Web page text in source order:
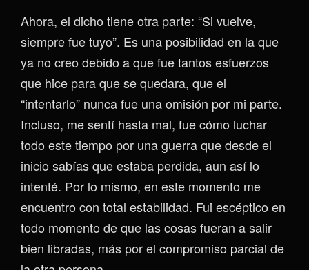
Ahora, el dicho tiene otra parte: “Si vuelve,
siempre fue tuyo”. Es una posibilidad en la que
ya no creo debido a que fue tantos esfuerzos
que hice para que se quedara, que el
“intentarlo” nunca fue una omisión por mi parte.
Incluso, me sentí hasta mal, fue cómo luchar
todo este tiempo por una guerra que desde el
inicio sabías que estaba perdida, aun así lo
intenté. Por lo mismo, en este momento me
encuentro con total estabilidad. Fui escéptico en
todo momento de que las cosas fueran a salir
bien libradas, más por el compromiso parcial de